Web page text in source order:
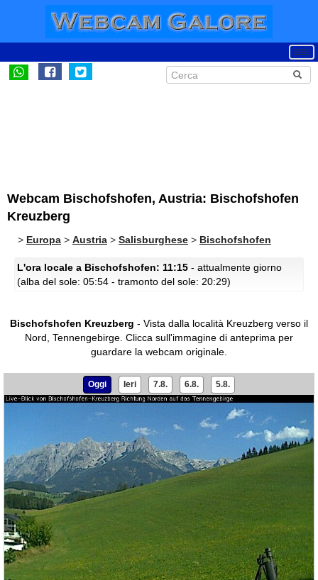
Webcam Bischofshofen, Austria: Bischofshofen
Kreuzberg
> Europa > Austria > Salisburghese > Bischofshofen
L'ora locale a Bischofshofen: 11:15 - attualmente giorno
(alba del sole: 05:54 - tramonto del sole: 20:29)
Bischofshofen Kreuzberg - Vista dalla località Kreuzberg verso il
Nord, Tennengebirge. Clicca sull'immagine di anteprima per
guardare la webcam originale.
Oggi Ieri 7.8. 6.8. 5.8.